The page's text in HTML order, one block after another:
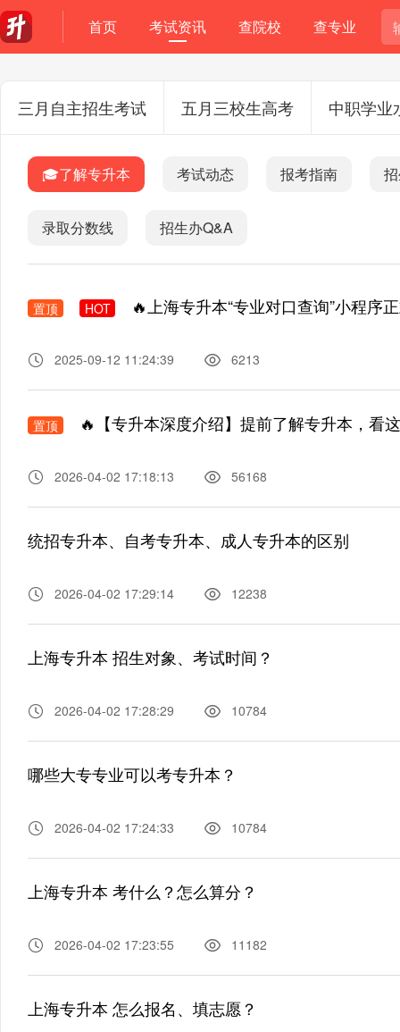
首页 考试资讯 查院校 查专业
三月自主招生考试 五月三校生高考 中职学业
🎓了解专升本 考试动态 报考指南
录取分数线 招生办Q&A
置顶 HOT 🔥上海专升本“专业对口查询”小程序正
2025-09-12 11:24:39 6213
置顶 🔥【专升本深度介绍】提前了解专升本，看
2026-04-02 17:18:13 56168
统招专升本、自考专升本、成人专升本的区别
2026-04-02 17:29:14 12238
上海专升本 招生对象、考试时间？
2026-04-02 17:28:29 10784
哪些大专专业可以考专升本？
2026-04-02 17:24:33 10784
上海专升本 考什么？怎么算分？
2026-04-02 17:23:55 11182
上海专升本 怎么报名、填志愿？